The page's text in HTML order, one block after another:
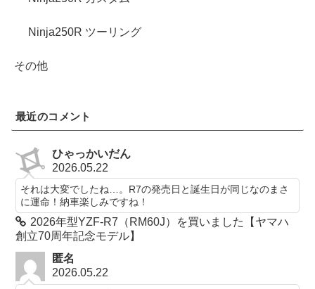
Ninja250R ツーリング
その他
最近のコメント
ひゃっかいだん
2026.05.22
それは大変でしたね…。R7の発売日と誕生日が同じなのまさ
に運命！納車楽しみですね！
2026年型YZF-R7（RM60J）を買いました【ヤマハ
創立70周年記念モデル】
匿名
2026.05.22